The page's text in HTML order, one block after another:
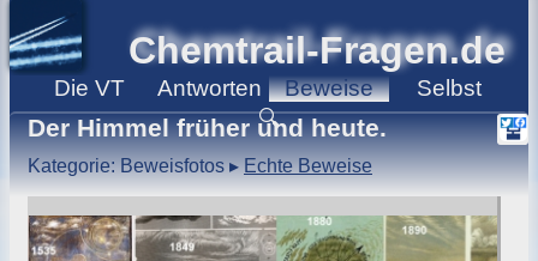
Chemtrail-Fragen.de
Die VT Antworten Beweise
Selbst
🔍
Der Himmel früher und heute.
Kategorie: Beweisfotos▸Echte Beweise